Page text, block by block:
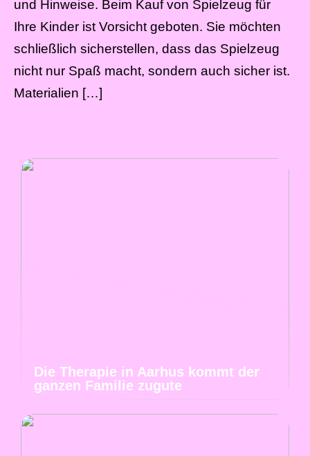
und Hinweise. Beim Kauf von Spielzeug für
Ihre Kinder ist Vorsicht geboten. Sie möchten
schließlich sicherstellen, dass das Spielzeug
nicht nur Spaß macht, sondern auch sicher ist.
Materialien […]
Die Therapie in Aarhus kommt der
ganzen Familie zugute